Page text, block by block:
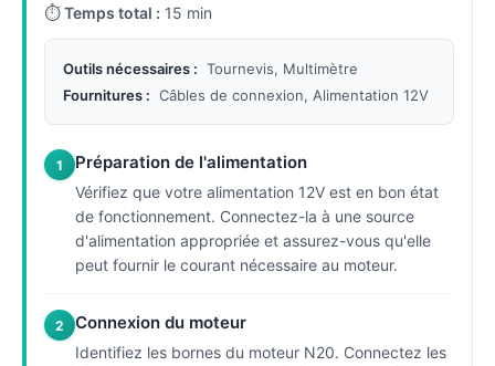
⏱Temps total : 15 min
Outils nécessaires : Tournevis, Multimètre
Fournitures : Câbles de connexion, Alimentation 12V
1 Préparation de l'alimentation
Vérifiez que votre alimentation 12V est en bon état
de fonctionnement. Connectez-la à une source
d'alimentation appropriée et assurez-vous qu'elle
peut fournir le courant nécessaire au moteur.
2 Connexion du moteur
Identifiez les bornes du moteur N20. Connectez les